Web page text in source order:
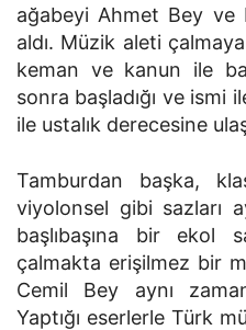
ağabeyi Ahmet Bey ve
aldı. Müzik aleti
keman ve kanun ile
sonra başladığı ve ismi
ile ustalık derecesine
Tamburdan başka,
viyolonsel gibi sazları
başlıbaşına bir ekol
çalmakta erişilmez bir
Cemil Bey aynı
Yaptığı eserlerle Türk